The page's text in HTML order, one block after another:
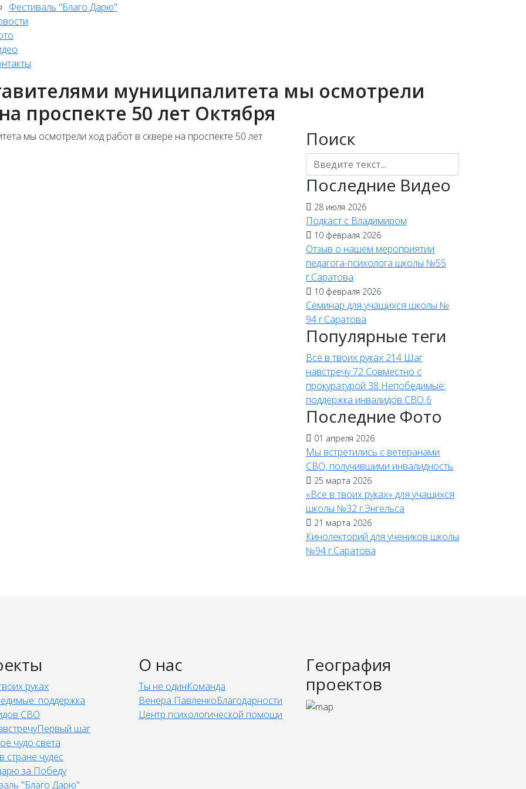
Фестиваль "Благо Дарю"
муниципалитета мы осмотрели
проспекте 50 лет Октября
А.В. ГАУ ДПО «СОИРО» о семинаре
«Всё в твоих руках», молодёжный форум «Хопёр»
Поиск
Поиск
Последние Видео
28 июля 2026
Подкаст с Владимиром
10 февраля 2026
Отзыв о нашем мероприятии
педагога-психолога школы №55
г.Саратова
10 февраля 2026
Семинар для учащихся школы №
94 г.Саратова
Популярные теги
Всё в твоих руках 214 Шаг
навстречу72 Совместно с
прокуратурой 38 Непобедимые:
поддержка инвалидов СВО 6
Последние Фото
01 апреля 2026
Мы встретились с ветеранами
СВО, получившими инвалидность
25 марта 2026
«Все в твоих руках» для учащихся
школы №32 г.Энгельса
21 марта 2026
Кинолекторий для учеников школы
№94 г.Саратова
руках
поддержка
СВО
Первый шаг
чудо света
стране чудес
за Победу
"Благо Дарю"
О нас
Ты не одинКоманда
Венера ПавленкоБлагодарности
Центр психологической помощи
География
проектов